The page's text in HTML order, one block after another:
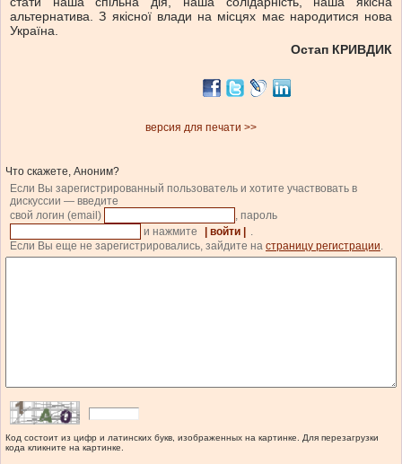
альтернатива. З якісної влади на місцях має народитися нова
Україна.
Остап КРИВДИК
версия для печати >>
Что скажете, Аноним?
Если Вы зарегистрированный пользователь и хотите участвовать в
дискуссии — введите
свой логин (email)
, пароль
и нажмите
| войти |
.
Если Вы еще не зарегистрировались, зайдите на страницу регистрации.
Код состоит из цифр и латинских букв, изображенных на картинке. Для перезагрузки
кода кликните на картинке.